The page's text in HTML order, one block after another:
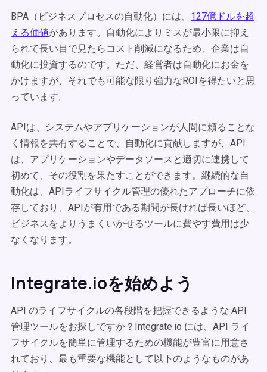
BPA（ビジネスプロセスの自動化）には、 127億ドルを超
える価値があります。自動化によりミスが最小限に抑え
られて長い目で見たらコスト削減になるため、企業は自
動化に投資するのです。ただ、経営者は自動化にお金を
かけますが、それでも可能な限り強力なROIを得たいと思
っています。
APIは、システムやアプリケーションが人間に頼ることな
く情報を共有することで、自動化に貢献しますが、API
は、アプリケーションやデータソースと適切に連携して
初めて、その役割を果たすことができます。継続的な自
動化は、APIライフサイクル管理の優れたアプローチに依
存しており、APIが有用である期間が長ければ長いほど、
ビジネスをよりうまくいかせるツールに費やす費用は少
なくなります。
Integrate.ioを始めよう
API のライフサイクルの各段階を把握できるような API
管理ツールをお探しですか？Integrate.io には、API ライ
フサイクルを簡単に管理するための機能が豊富に用意さ
れており、最も重要な機能として以下のようなものがあ